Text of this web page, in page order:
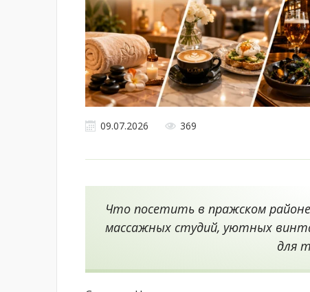
09.07.2026 369
Что посетить в пражском
массажных студий, уютных
для